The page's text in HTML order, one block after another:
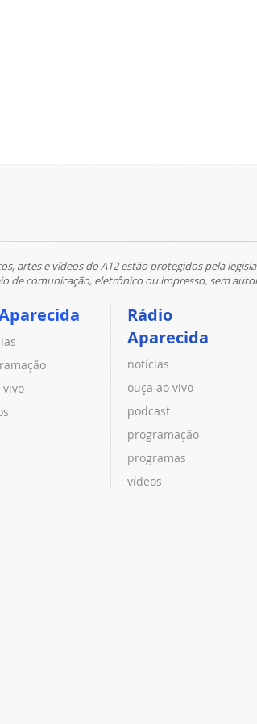
artes e vídeos do A12 estão protegidos pela
comunicação, eletrônico ou impresso, sem
vivo
Rádio
Aparecida
notícias
ouça ao vivo
podcast
programação
programas
vídeos